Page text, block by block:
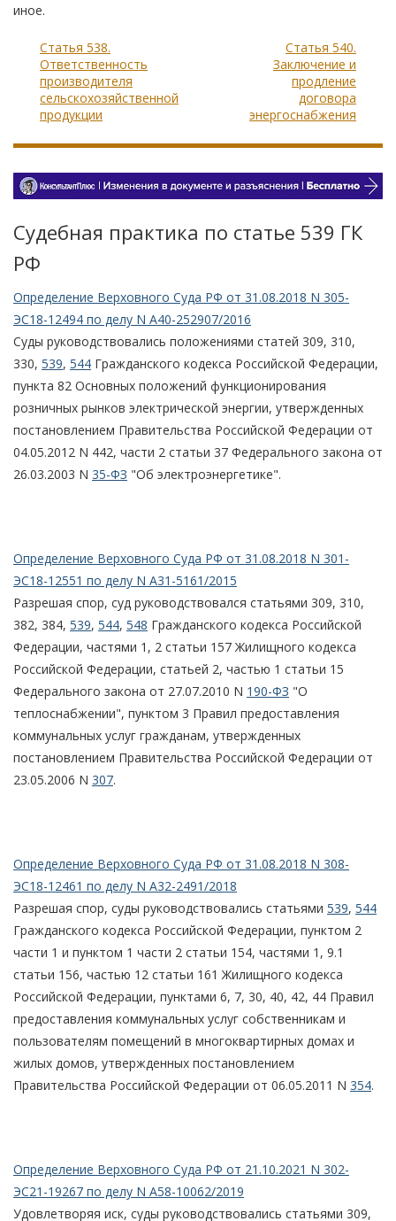
иное.
Статья 538.
Ответственность
производителя
сельскохозяйственной
продукции
Статья 540.
Заключение и
продление
договора
энергоснабжения
Судебная практика по статье 539 ГК
РФ
Определение Верховного Суда РФ от 31.08.2018 N 305-
ЭС18-12494 по делу N А40-252907/2016
Суды руководствовались положениями статей 309, 310,
330, 539, 544 Гражданского кодекса Российской Федерации,
пункта 82 Основных положений функционирования
розничных рынков электрической энергии, утвержденных
постановлением Правительства Российской Федерации от
04.05.2012 N 442, части 2 статьи 37 Федерального закона от
26.03.2003 N 35-ФЗ "Об электроэнергетике".
Определение Верховного Суда РФ от 31.08.2018 N 301-
ЭС18-12551 по делу N А31-5161/2015
Разрешая спор, суд руководствовался статьями 309, 310,
382, 384, 539, 544, 548 Гражданского кодекса Российской
Федерации, частями 1, 2 статьи 157 Жилищного кодекса
Российской Федерации, статьей 2, частью 1 статьи 15
Федерального закона от 27.07.2010 N 190-ФЗ "О
теплоснабжении", пунктом 3 Правил предоставления
коммунальных услуг гражданам, утвержденных
постановлением Правительства Российской Федерации от
23.05.2006 N 307.
Определение Верховного Суда РФ от 31.08.2018 N 308-
ЭС18-12461 по делу N А32-2491/2018
Разрешая спор, суды руководствовались статьями 539, 544
Гражданского кодекса Российской Федерации, пунктом 2
части 1 и пунктом 1 части 2 статьи 154, частями 1, 9.1
статьи 156, частью 12 статьи 161 Жилищного кодекса
Российской Федерации, пунктами 6, 7, 30, 40, 42, 44 Правил
предоставления коммунальных услуг собственникам и
пользователям помещений в многоквартирных домах и
жилых домов, утвержденных постановлением
Правительства Российской Федерации от 06.05.2011 N 354.
Определение Верховного Суда РФ от 21.10.2021 N 302-
ЭС21-19267 по делу N А58-10062/2019
Удовлетворяя иск, суды руководствовались статьями 309,